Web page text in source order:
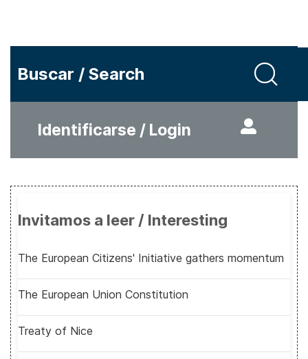
Buscar / Search
Identificarse / Login
Invitamos a leer / Interesting
The European Citizens' Initiative gathers momentum
The European Union Constitution
Treaty of Nice